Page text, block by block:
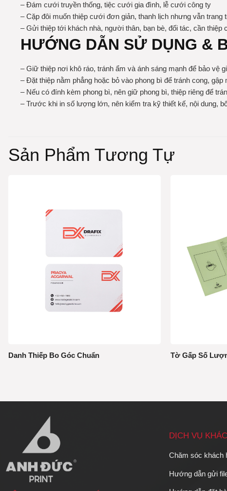
– Đám cưới truyền thống, tiệc cưới gia đình, lễ cưới công ty
– Cặp đôi muốn thiệp cưới đơn giản, thanh lịch nhưng vẫn trang
– Gửi thiệp tới khách nhà, người thân, bạn bè, đối tác, cần thiệp
HƯỚNG DẪN SỬ DỤNG &
– Giữ thiệp nơi khô ráo, tránh ẩm và ánh sáng mạnh để bảo vệ
– Đặt thiệp nằm phẳng hoặc bỏ vào phong bì để tránh cong, gập
– Nếu có đính kèm phong bì, nên giữ phong bì, thiệp riêng để
– Trước khi in số lượng lớn, nên kiểm tra kỹ thiết kế, nội dung,
Sản Phẩm Tương Tự
Danh Thiếp Bo Góc Chuẩn Tờ Gấp Số
DỊCH VỤ
Chăm sóc khách
Hướng dẫn gửi